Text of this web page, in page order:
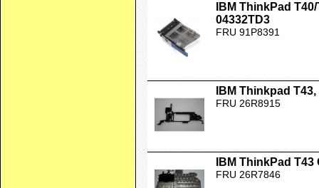
IBM ThinkPad
04332TD3
FRU 91P8391
IBM Thinkpad
FRU 26R8915
IBM ThinkPad
FRU 26R7846